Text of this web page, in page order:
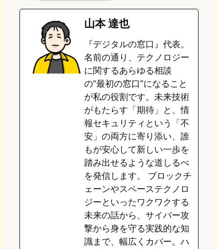
e
t
o
o
n
e
s
k
e
b
o
o
k
e
a
山本 達也
『デジタルの窓口』代表。
名前の通り、テクノロジー
に関するあらゆる相談
の”最初の窓口”になること
が私の役割です。未来技術
がもたらす「期待」と、情
報セキュリティという「不
安」の両方に寄り添い、誰
もが安心して新しい一歩を
踏み出せるような道しるべ
を発信します。 ブロックチ
ェーンやスペーステクノロ
ジーといったワクワクする
未来の話から、サイバー攻
撃から身を守る実践的な知
識まで、幅広くカバー。ハ